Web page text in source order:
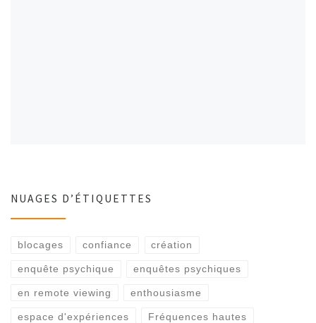
NUAGES D’ÉTIQUETTES
blocages confiance création
enquête psychique enquêtes psychiques
en remote viewing enthousiasme
espace d'expériences Fréquences hautes